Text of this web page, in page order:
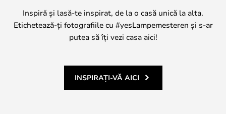
Inspiră și lasă-te inspirat, de la o casă unică la alta.
Etichetează-ți fotografiile cu #yesLampemesteren și s-ar
putea să îți vezi casa aici!
INSPIRAȚI-VĂ AICI